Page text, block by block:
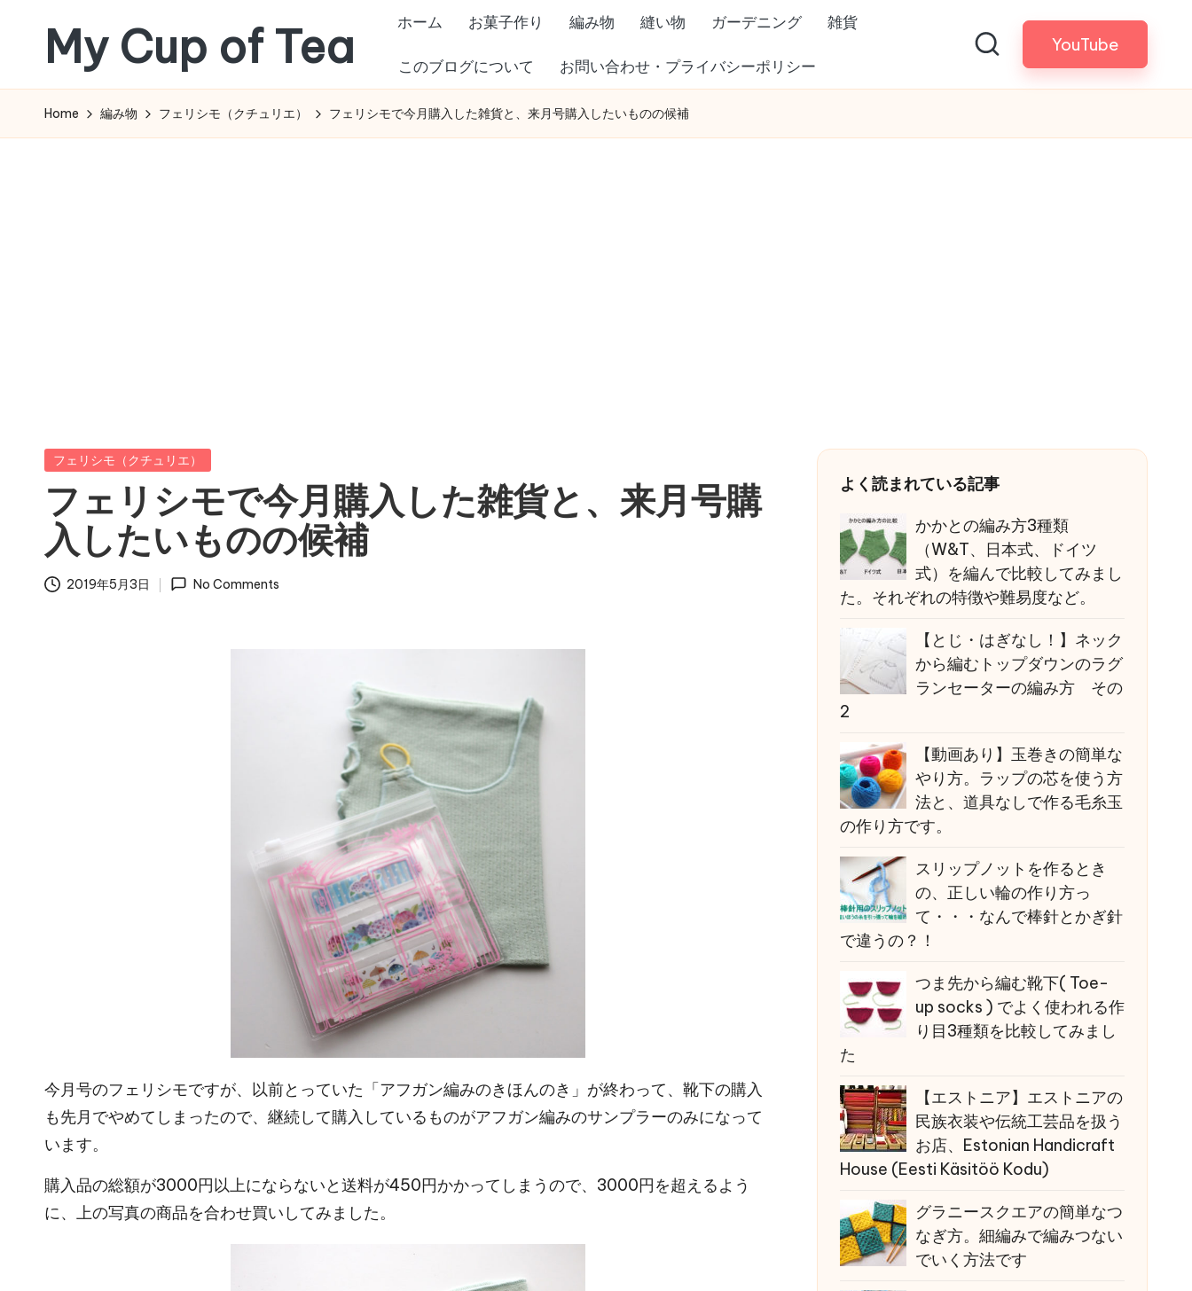
content
My Cup of Tea ホーム お菓子作り 編み物 縫い物 ガーデニング 雑貨
このブログについて お問い合わせ・プライバシーポリシー
YouTube
Home 編み物 フェリシモ（クチュリエ） フェリシモで今月購入した雑貨と、来月号購入したいものの候補
Posted
フェリシモ（クチュリエ）
フェリシモで今月購入した雑貨と、来月号購
入したいものの候補
2019年5月3日 No Comments
今月号のフェリシモですが、以前とっていた「アフガン編みのきほんのき」が終わって、靴下の購入
も先月でやめてしまったので、継続して購入しているものがアフガン編みのサンプラーのみになって
います。
購入品の総額が3000円以上にならないと送料が450円かかってしまうので、3000円を超えるよう
に、上の写真の商品を合わせ買いしてみました。
よく読まれている記事
かかとの編み方3種類
（W&T、日本式、ドイツ
式）を編んで比較してみまし
た。それぞれの特徴や難易度など。
【とじ・はぎなし！】ネック
から編むトップダウンのラグ
ランセーターの編み方 その
2
【動画あり】玉巻きの簡単な
やり方。ラップの芯を使う方
法と、道具なしで作る毛糸玉
の作り方です。
スリップノットを作るとき
の、正しい輪の作り方っ
て・・・なんで棒針とかぎ針
で違うの？！
つま先から編む靴下( Toe-
up socks ) でよく使われる作
り目3種類を比較してみまし
た
【エストニア】エストニアの
民族衣装や伝統工芸品を扱う
お店、Estonian Handicraft
House (Eesti Käsitöö Kodu)
グラニースクエアの簡単なつ
なぎ方。細編みで編みつない
でいく方法です